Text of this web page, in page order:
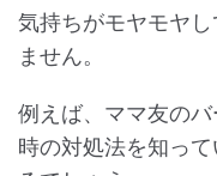
気持ちがモヤモヤ
ません。
例えば、ママ友の
時の対処法を知っ